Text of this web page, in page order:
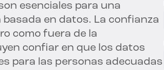
esenciales para una
en datos. La confianza
como fuera de la
confiar en que los datos
para las personas adecuadas